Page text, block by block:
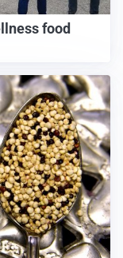
food